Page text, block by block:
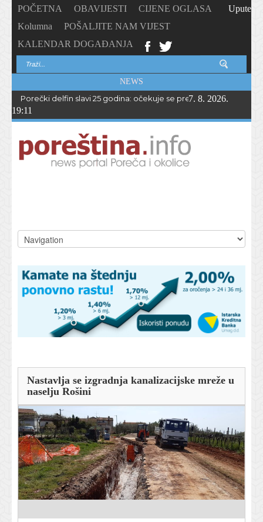
POČETNA OBAVIJESTI
CIJENE OGLASA
Kolumna
POŠALJITE NAM VIJEST
KALENDAR DOGAĐANJA
Upute
NEWS
Porečki delfin slavi 25 godina: očekuje se preko 1.700
7. 8. 2026.
19:11
Nastavlja se izgradnja kanalizacijske mreže u
naselju Rošini